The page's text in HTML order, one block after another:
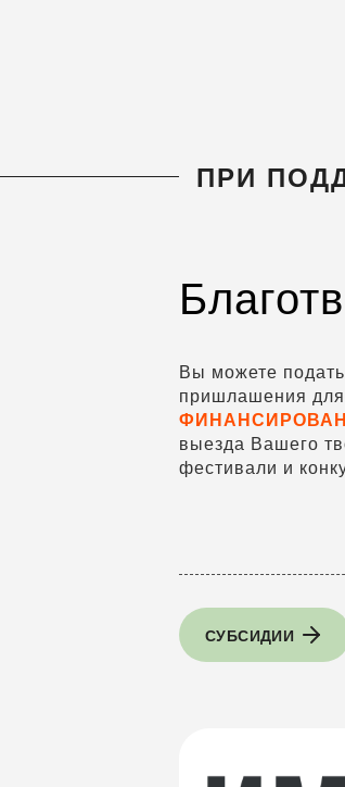
ПРИ
Вы можете
пришлашения для
выезда Вашего
фестивали и
СУБСИДИИ